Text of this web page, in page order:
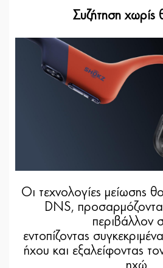
Συζήτηση χωρίς
Οι τεχνολογίες μείωσης
DNS,
περιβάλλον
εντοπίζοντας
ήχου και εξαλείφοντας
ηχώ